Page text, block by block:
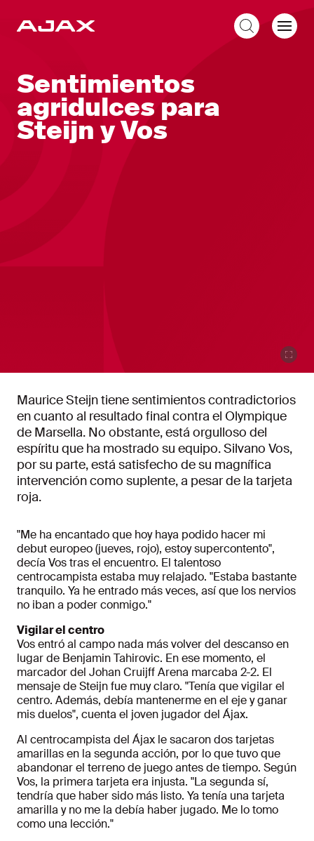
Sentimientos
agridulces para
Steijn y Vos
Maurice Steijn tiene sentimientos contradictorios
en cuanto al resultado final contra el Olympique
de Marsella. No obstante, está orgulloso del
espíritu que ha mostrado su equipo. Silvano Vos,
por su parte, está satisfecho de su magnífica
intervención como suplente, a pesar de la tarjeta
roja.
"Me ha encantado que hoy haya podido hacer mi
debut europeo (jueves, rojo), estoy supercontento",
decía Vos tras el encuentro. El talentoso
centrocampista estaba muy relajado. "Estaba bastante
tranquilo. Ya he entrado más veces, así que los nervios
no iban a poder conmigo."
Vigilar el centro
Vos entró al campo nada más volver del descanso en
lugar de Benjamin Tahirovic. En ese momento, el
marcador del Johan Cruijff Arena marcaba 2-2. El
mensaje de Steijn fue muy claro. "Tenía que vigilar el
centro. Además, debía mantenerme en el eje y ganar
mis duelos", cuenta el joven jugador del Ájax.
Al centrocampista del Ájax le sacaron dos tarjetas
amarillas en la segunda acción, por lo que tuvo que
abandonar el terreno de juego antes de tiempo. Según
Vos, la primera tarjeta era injusta. "La segunda sí,
tendría que haber sido más listo. Ya tenía una tarjeta
amarilla y no me la debía haber jugado. Me lo tomo
como una lección."